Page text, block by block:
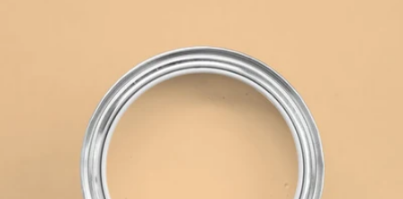
Sie das Medium 0 im Modalformat